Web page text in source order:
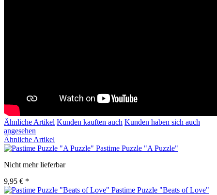
Ähnliche Artikel Kunden kauften auch Kunden haben sich auch
angesehen
Ähnliche Artikel
Pastime Puzzle "A Puzzle"
Nicht mehr lieferbar
9,95 € *
Pastime Puzzle "Beats of Love"